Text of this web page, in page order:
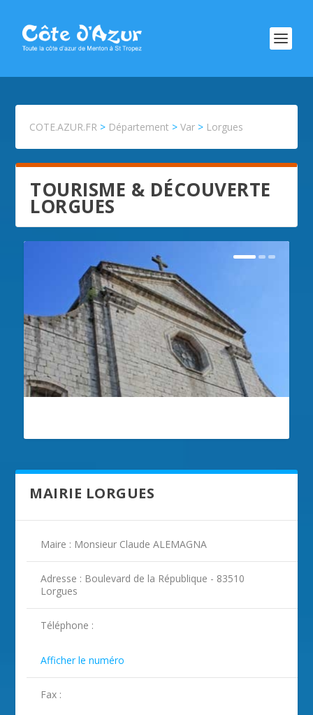
COTE.AZUR.FR > Département >Var > Lorgues
TOURISME & DÉCOUVERTE
LORGUES
MAIRIE LORGUES
Maire : Monsieur Claude ALEMAGNA
Adresse : Boulevard de la République - 83510
Lorgues
Téléphone :
Afficher le numéro
Fax :